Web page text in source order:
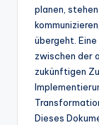
In
d
tr
planen,
übergeht.
zwischen der
zukünftigen
Dieses